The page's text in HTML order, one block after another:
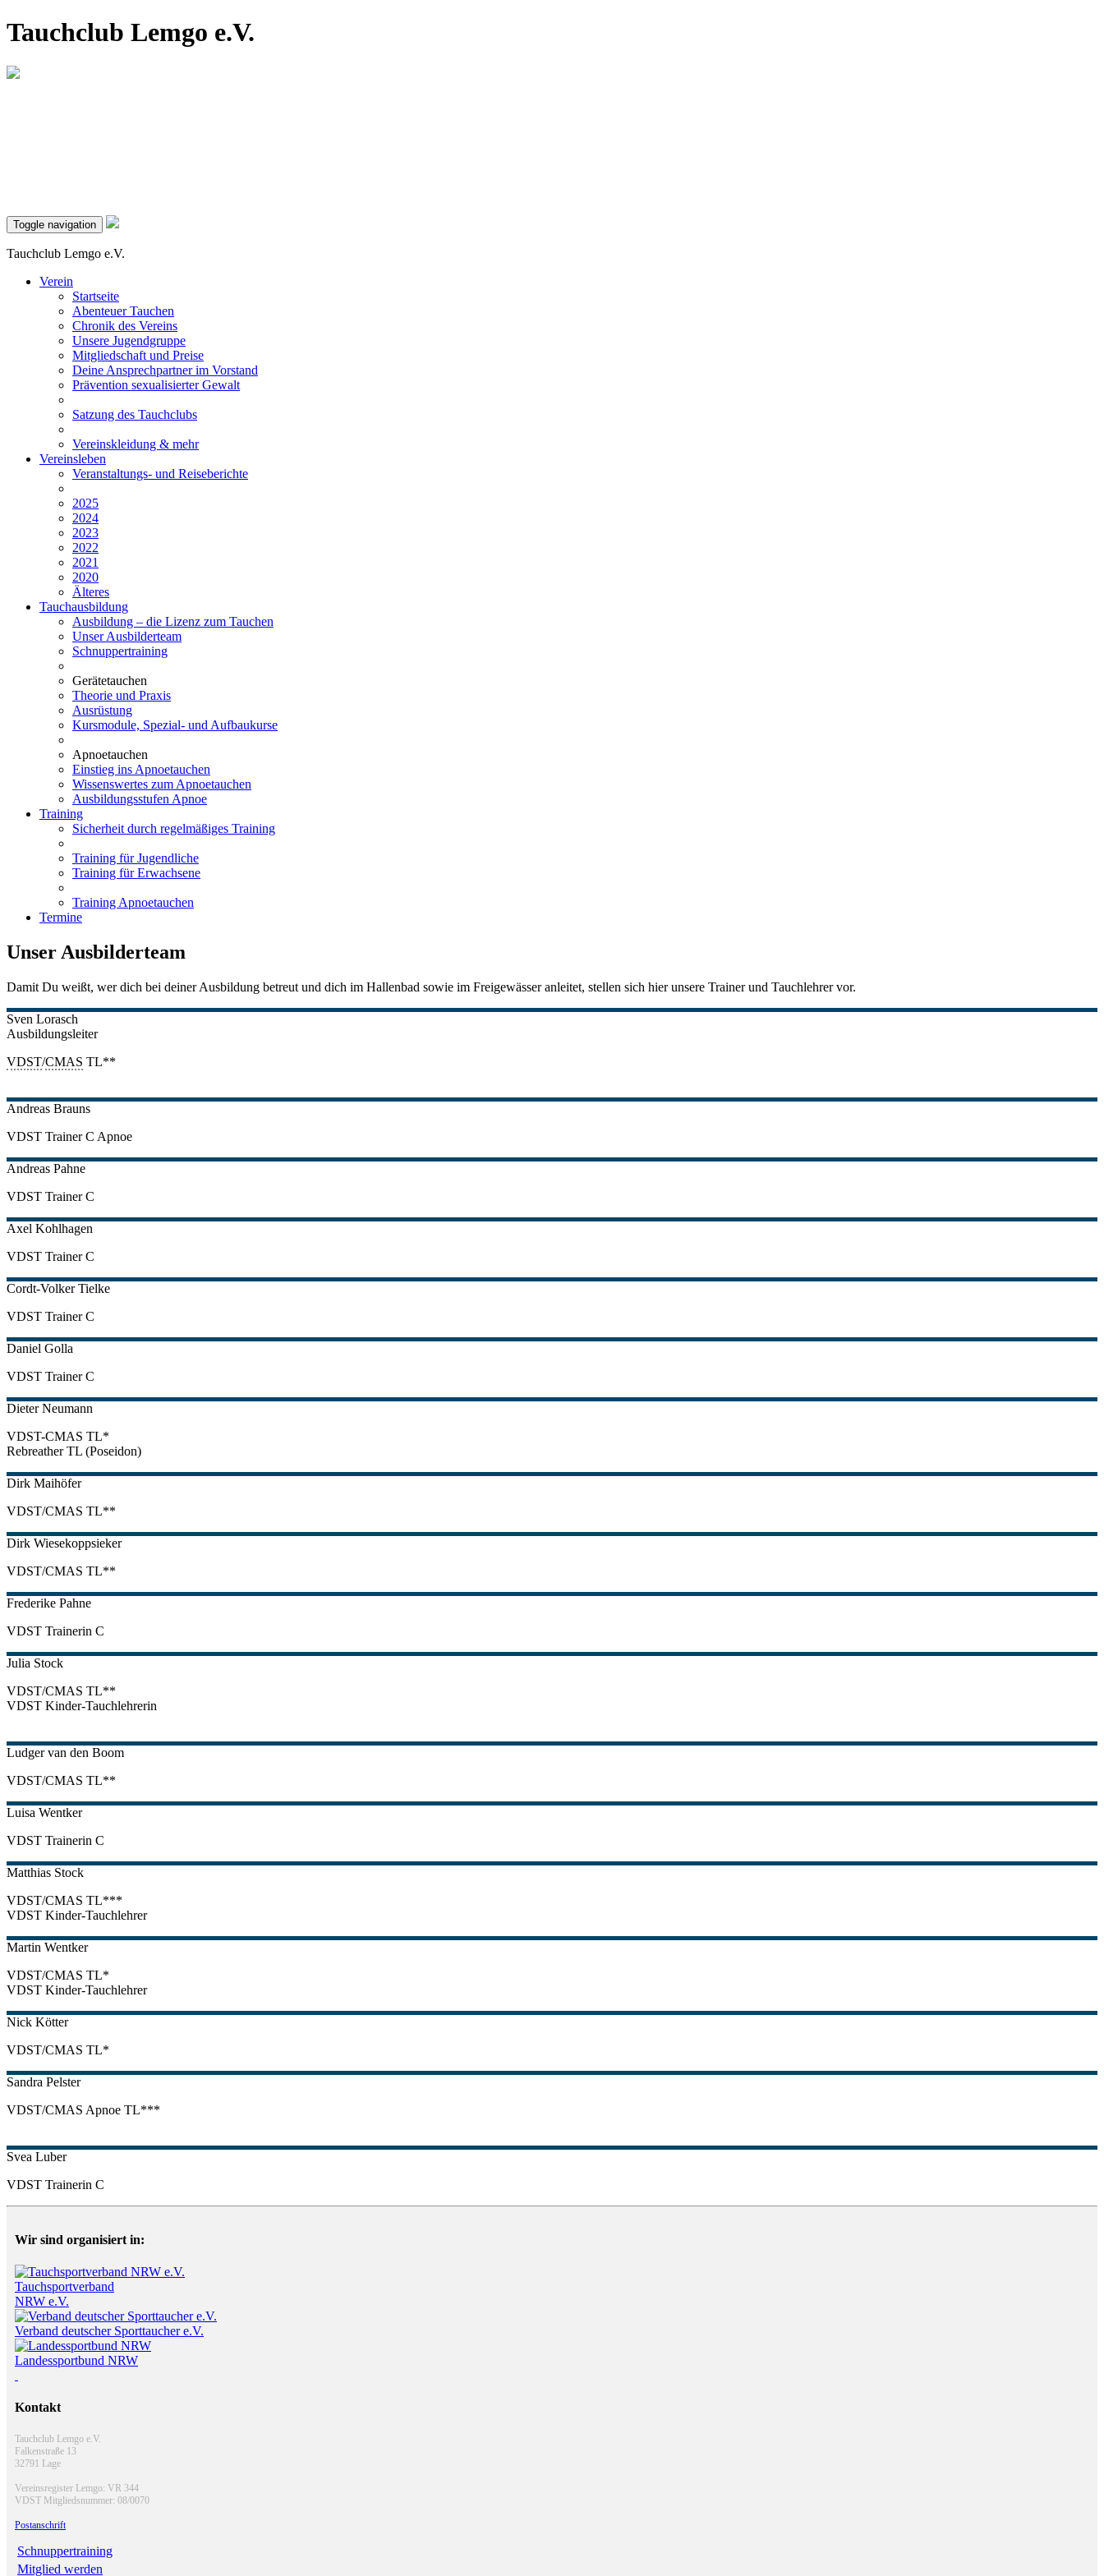
Tauchclub Lemgo e.V.
Toggle navigation
Tauchclub Lemgo e.V.
Verein
Startseite
Abenteuer Tauchen
Chronik des Vereins
Unsere Jugendgruppe
Mitgliedschaft und Preise
Deine Ansprechpartner im Vorstand
Prävention sexualisierter Gewalt
Satzung des Tauchclubs
Vereinskleidung & mehr
Vereinsleben
Veranstaltungs- und Reiseberichte
2025
2024
2023
2022
2021
2020
Älteres
Tauchausbildung
Ausbildung – die Lizenz zum Tauchen
Unser Ausbilderteam
Schnuppertraining
Gerätetauchen
Theorie und Praxis
Ausrüstung
Kursmodule, Spezial- und Aufbaukurse
Apnoetauchen
Einstieg ins Apnoetauchen
Wissenswertes zum Apnoetauchen
Ausbildungsstufen Apnoe
Training
Sicherheit durch regelmäßiges Training
Training für Jugendliche
Training für Erwachsene
Training Apnoetauchen
Termine
Unser Ausbilderteam
Damit Du weißt, wer dich bei deiner Ausbildung betreut und dich im Hallenbad sowie im Freigewässer anleitet, stellen sich hier unsere Trainer und Tauchlehrer vor.
Sven Lorasch
Ausbildungsleiter
VDST/CMAS TL**
Andreas Brauns
VDST Trainer C Apnoe
Andreas Pahne
VDST Trainer C
Axel Kohlhagen
VDST Trainer C
Cordt-Volker Tielke
VDST Trainer C
Daniel Golla
VDST Trainer C
Dieter Neumann
VDST-CMAS TL*
Rebreather TL (Poseidon)
Dirk Maihöfer
VDST/CMAS TL**
Dirk Wiesekoppsieker
VDST/CMAS TL**
Frederike Pahne
VDST Trainerin C
Julia Stock
VDST/CMAS TL**
VDST Kinder-Tauchlehrerin
Ludger van den Boom
VDST/CMAS TL**
Luisa Wentker
VDST Trainerin C
Matthias Stock
VDST/CMAS TL***
VDST Kinder-Tauchlehrer
Martin Wentker
VDST/CMAS TL*
VDST Kinder-Tauchlehrer
Nick Kötter
VDST/CMAS TL*
Sandra Pelster
VDST/CMAS Apnoe TL***
Svea Luber
VDST Trainerin C
Wir sind organisiert in:
Tauchsportverband
NRW e.V.
Verband deutscher Sporttaucher e.V.
Landessportbund NRW
Kontakt
Tauchclub Lemgo e.V.
Falkenstraße 13
32791 Lage
Vereinsregister Lemgo: VR 344
VDST Mitgliedsnummer: 08/0070
Postanschrift
Schnuppertraining
Mitglied werden